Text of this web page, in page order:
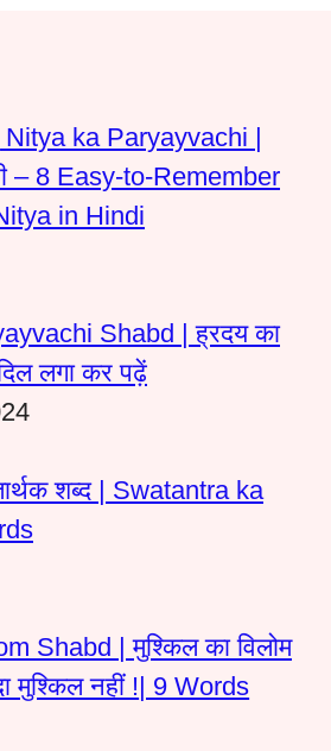
] Nitya ka Paryayvachi |
– 8 Easy-to-Remember
in Hindi
Shabd | ह्रदय का
दिल लगा कर पढ़ें
शब्द | Swatantra ka
Shabd | मुश्किल का विलोम
मुश्किल नहीं ! | 9 Words